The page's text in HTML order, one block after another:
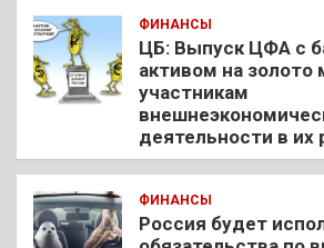
ФИНАНСЫ
ЦБ: Выпуск ЦФА с
активом на
участникам
деятельности в их
ФИНАНСЫ
Россия будет